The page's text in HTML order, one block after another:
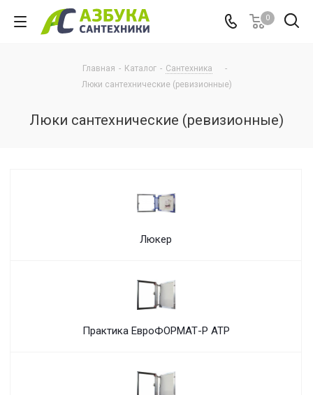
0
Главная - Каталог - Сантехника
-
Люки сантехнические (ревизионные)
Люки сантехнические (ревизионные)
Люкер
Практика ЕвроФОРМАТ-Р АТР